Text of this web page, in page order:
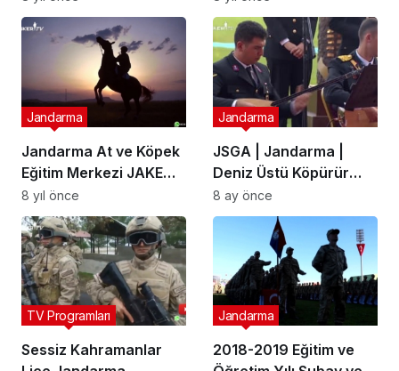
Jandarma At ve Köpek
Eğitim Merkezi JAKEM
Tanıtım (teaser)
Jandarma
8 yıl önce
JSGA | Jandarma |
Deniz Üstü Köpürür
(2022)
Jandarma
8 ay önce
Sessiz Kahramanlar
TV Programları
2018-2019 Eğitim ve
Jandarma